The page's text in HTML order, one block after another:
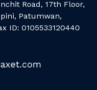
Road, 17th Floor,
Patumwan,
ID: 0105533120440